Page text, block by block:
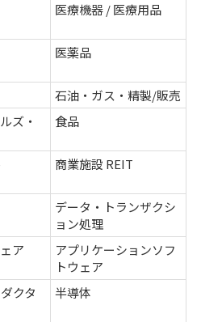
医療機器 / 医療用品
医薬品
石油・ガス・精製/販売
ズ・
食品
商業施設 REIT
データ・トランザクシ
ョン処理
ア
アプリケーションソフ
トウェア
クタ
半導体